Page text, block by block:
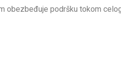
obezbeđuje podršku tokom